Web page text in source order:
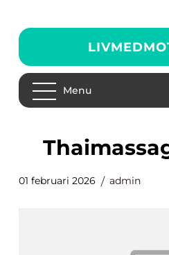
Menu
01 februari 2026 admin